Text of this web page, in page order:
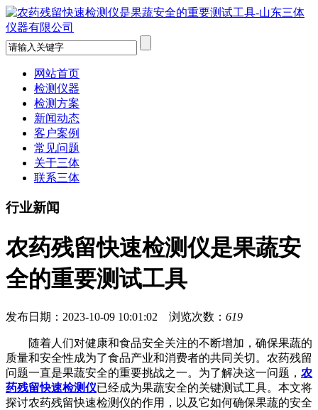
网站首页
检测仪器
检测方案
新闻动态
客户案例
常见问题
关于三体
联系三体
行业新闻
农药残留快速检测仪是果蔬安
全的重要测试工具
发布日期：2023-10-09 10:01:02 浏览次数： 619
随着人们对健康和食品安全关注的不断增加，确保果蔬的
质量和安全性成为了食品产业和消费者的共同关切。农药残留
问题一直是果蔬安全的重要挑战之一。为了解决这一问题， 农
药残留快速检测仪已经成为果蔬安全的关键测试工具。本文将
探讨农药残留快速检测仪的作用，以及它如何确保果蔬的安全